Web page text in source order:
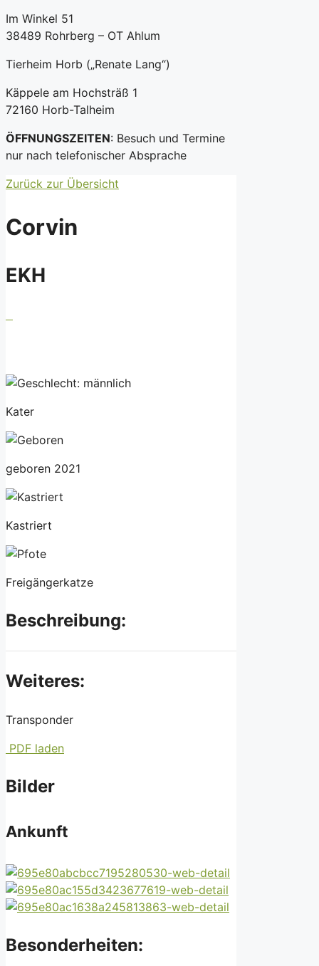
Im Winkel 51
38489 Rohrberg – OT Ahlum
Tierheim Horb („Renate Lang“)
Käppele am Hochsträß 1
72160 Horb-Talheim
ÖFFNUNGSZEITEN: Besuch und Termine
nur nach telefonischer Absprache
Zurück zur Übersicht
Corvin
EKH
Kater
geboren 2021
Kastriert
Freigängerkatze
Beschreibung:
Weiteres:
Transponder
PDF laden
Bilder
Ankunft
Besonderheiten: